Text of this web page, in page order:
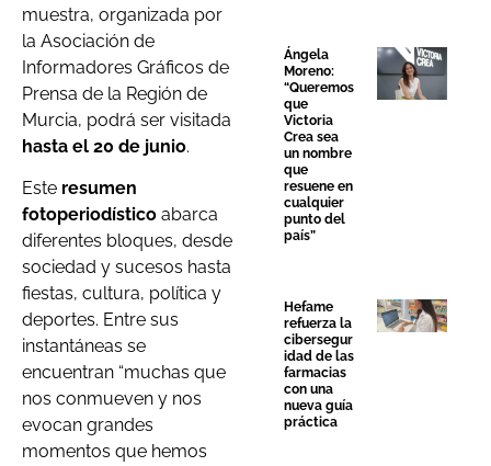
muestra, organizada por
la Asociación de
Informadores Gráficos de
Prensa de la Región de
Murcia, podrá ser visitada
hasta el 20 de junio.
Este resumen
fotoperiodístico abarca
diferentes bloques, desde
sociedad y sucesos hasta
fiestas, cultura, política y
deportes. Entre sus
instantáneas se
encuentran “muchas que
nos conmueven y nos
evocan grandes
momentos que hemos
Ángela
Moreno:
“Queremos
que
Victoria
Crea sea
un nombre
que
resuene en
cualquier
punto del
país”
Hefame
refuerza la
cibersegur
idad de las
farmacias
con una
nueva guía
práctica